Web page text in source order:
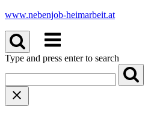
Skip
content
www.nebenjob-heimarbeit.at
Menu
Type and press enter to search